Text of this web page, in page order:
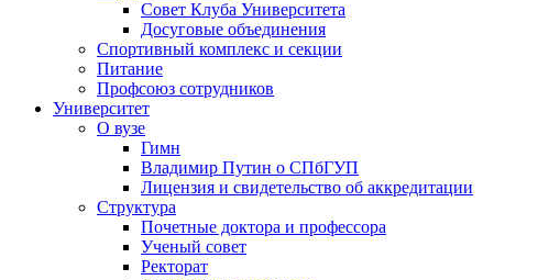
Совет Клуба Университета
Досуговые объединения
Спортивный комплекс и секции
Питание
Профсоюз сотрудников
Университет
О вузе
Гимн
Владимир Путин о СПбГУП
Лицензия и свидетельство об аккредитации
Структура
Почетные доктора и профессора
Ученый совет
Ректорат